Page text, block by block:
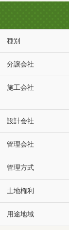
種別
分譲会社
施工会社
設計会社
管理会社
管理方式
土地権利
用途地域